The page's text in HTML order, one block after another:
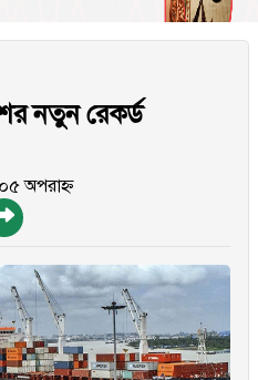
নতুন রেকর্ড
অপরাহ্ন